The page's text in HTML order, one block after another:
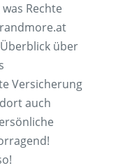
Rechte
über
Versicherung
auch